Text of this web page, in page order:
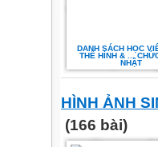
DANH SÁCH HỌC
THỂ HÌNH & ...
NHẬT
HÌNH ẢNH
(166 bài)